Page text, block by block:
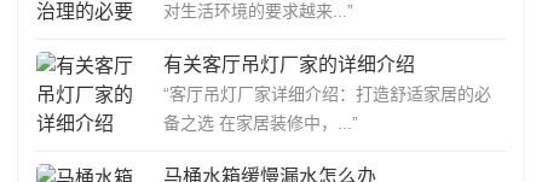
对生活环境的要求越来...”
有关客厅吊灯厂家的详细介绍
“客厅吊灯厂家详细介绍：打造舒适家居的必
备之选 在家居装修中，...”
马桶水箱缓慢漏水怎么办